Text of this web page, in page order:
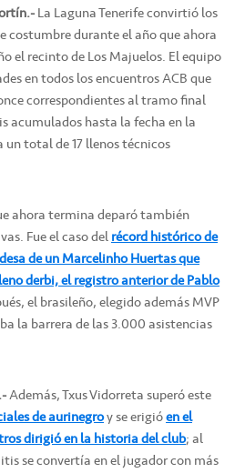
La Laguna Tenerife convirtió los
costumbre durante el año que ahora
el recinto de Los Majuelos. El equipo
en todos los encuentros ACB que
correspondientes al tramo final
acumulados hasta la fecha en la
total de 17 llenos técnicos
ahora termina deparó también
Fue el caso delrécord histórico de
de un Marcelinho Huertas que
derbi, el registro anterior de Pablo
el brasileño, elegido además MVP
la barrera de las 3.000 asistencias
Además, Txus Vidorreta superó este
de aurinegroy se erigióen el
dirigió en la historia del club; al
se convertía en el jugador con más